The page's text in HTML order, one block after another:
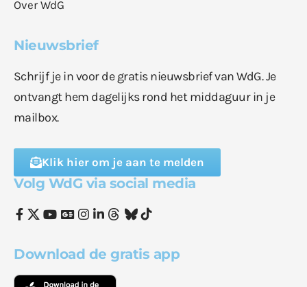
Over WdG
Nieuwsbrief
Schrijf je in voor de gratis nieuwsbrief van WdG. Je
ontvangt hem dagelijks rond het middaguur in je
mailbox.
Klik hier om je aan te melden
Volg WdG via social media
Download de gratis app